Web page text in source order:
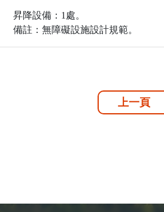
昇降設備：1處。
備註：無障礙設施設計規範。
上一頁